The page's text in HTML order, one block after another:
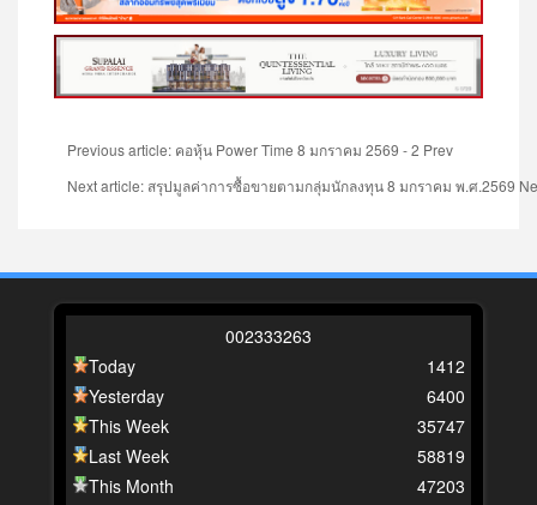
Previous article: คอหุ้น Power Time 8 มกราคม 2569 - 2 Prev
Next article: สรุปมูลค่าการซื้อขายตามกลุ่มนักลงทุน 8 มกราคม พ.ศ.2569
002333263
Today
Yesterday
This Week
Last Week
This Month
1412
6400
35747
58819
47203